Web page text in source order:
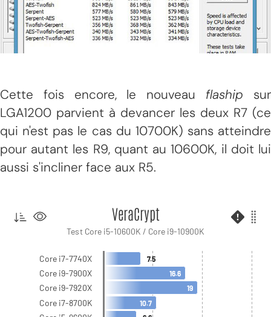
Cette fois encore, le nouveau flaship sur
LGA1200 parvient à devancer les deux R7 (ce
qui n'est pas le cas du 10700K) sans atteindre
pour autant les R9, quant au 10600K, il doit lui
aussi s'incliner face aux R5.